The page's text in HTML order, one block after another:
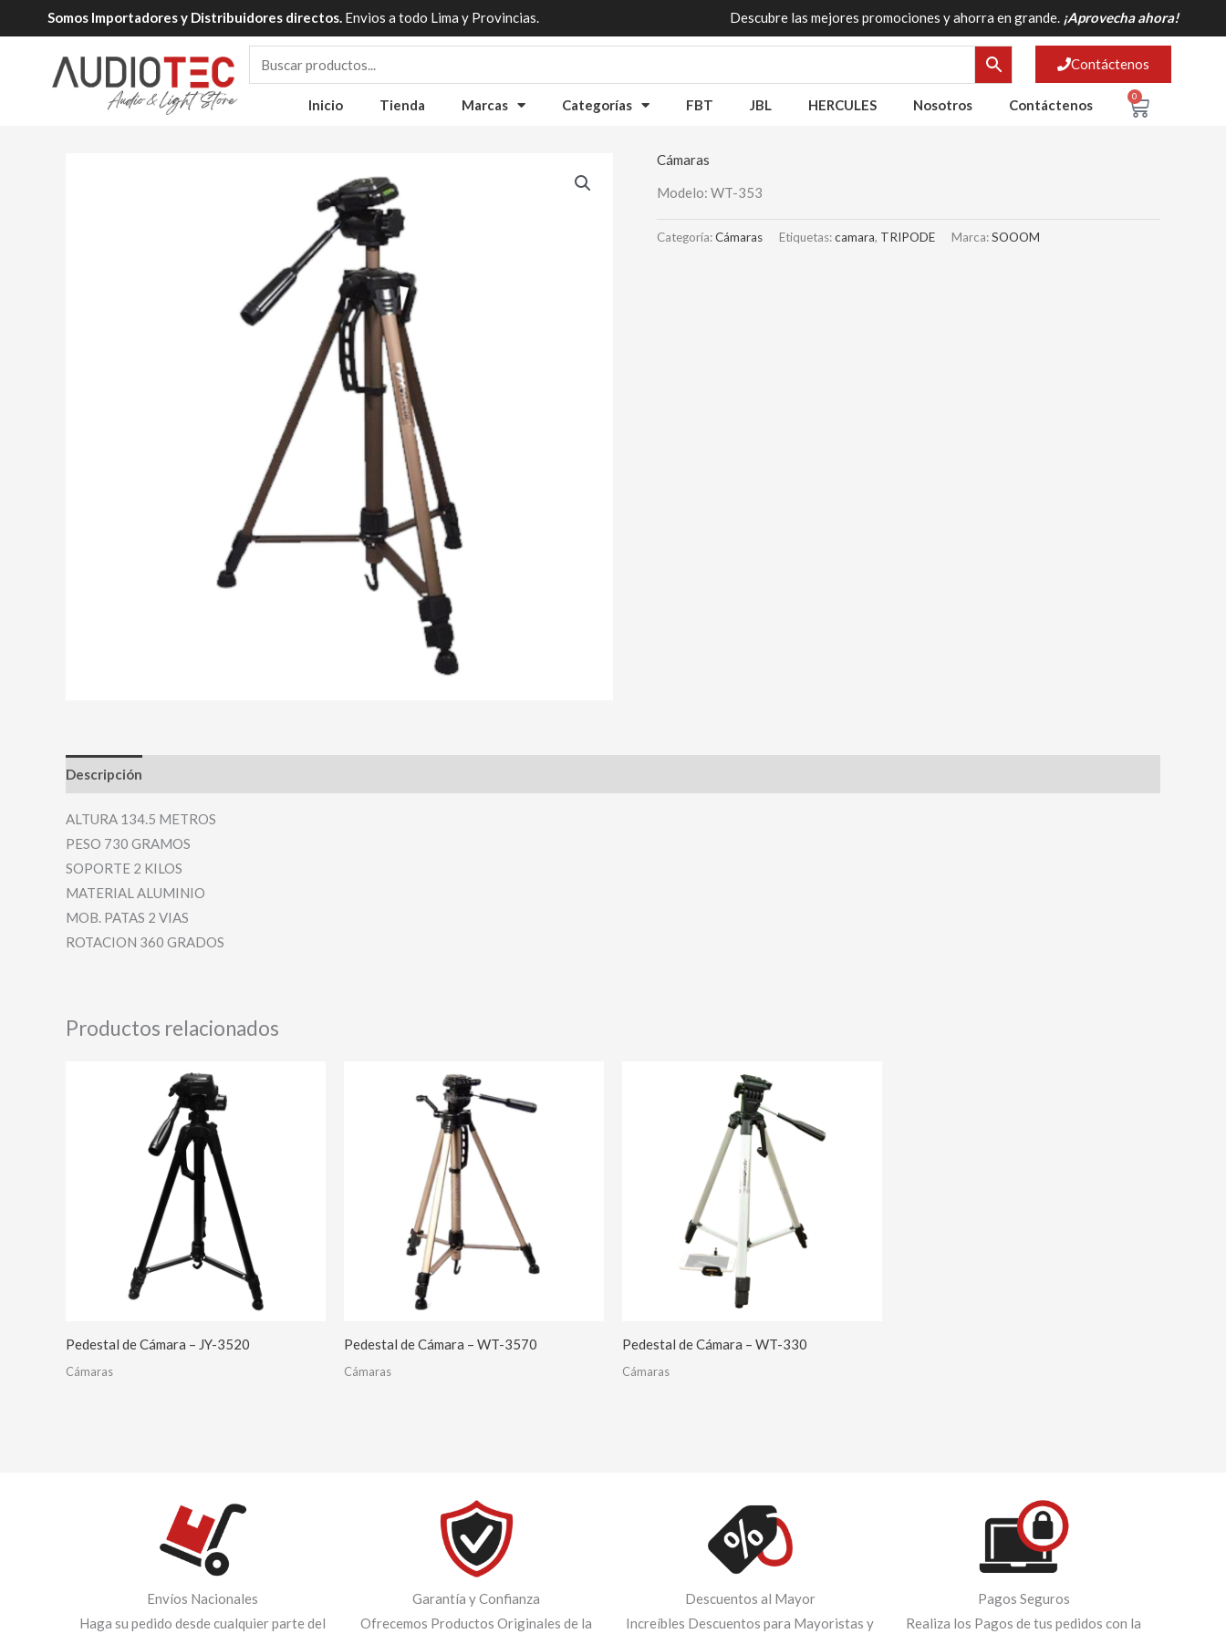
al
Somos Importadores y Distribuidores directos. Envios a todo Lima y Provincias. Descubre las mejores promociones y ahorra en grande. ¡Aprovecha ahora!
Contáctenos
Inicio Tienda Marcas Categorías FBT JBL HERCULES Nosotros Contáctenos
0 Cart
Cámaras
Modelo: WT-353
Categoría:Cámaras Etiquetas:camara, TRIPODE Marca:SOOOM
Descripción
ALTURA 134.5 METROS
PESO 730 GRAMOS
SOPORTE 2 KILOS
MATERIAL ALUMINIO
MOB. PATAS 2 VIAS
ROTACION 360 GRADOS
Productos relacionados
Pedestal de Cámara – JY-3520
Cámaras
Pedestal de Cámara – WT-3570
Cámaras
Pedestal de Cámara – WT-330
Cámaras
Envíos Nacionales
Haga su pedido desde cualquier parte del
Garantía y Confianza
Ofrecemos Productos Originales de la
Descuentos al Mayor
Increíbles Descuentos para Mayoristas y
Pagos Seguros
Realiza los Pagos de tus pedidos con la